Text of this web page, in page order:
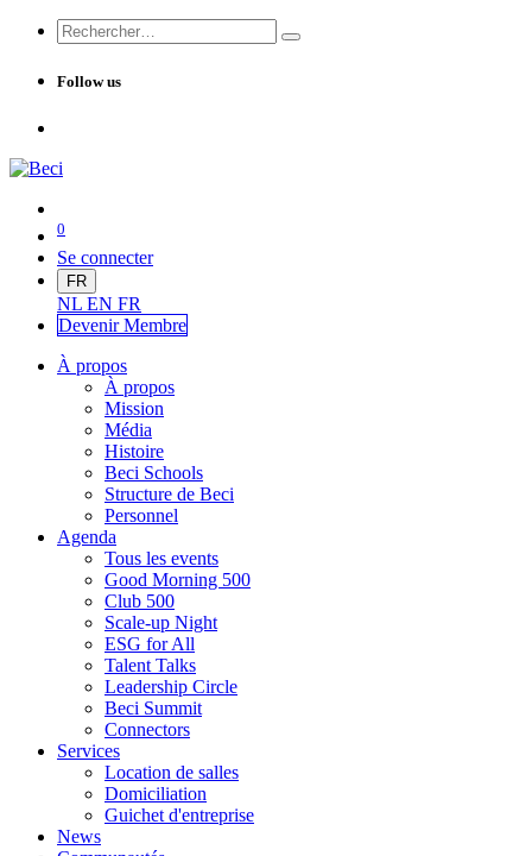
Follow us
0
Se connecter
FR
NL EN FR
Devenir Membre
À propos
À propos
Mission
Média
Histoire
Beci Schools
Structure de Beci
Personnel
Agenda
Tous les events
Good Morning 500
Club 500
Scale-up Night
ESG for All
Talent Talks
Leadership Circle
Beci Summit
Connectors
Services
Location de salles
Domiciliation
Guichet d'entreprise
News